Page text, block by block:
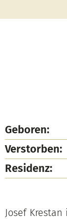
Geboren:
Verstorben:
Residenz:
Josef